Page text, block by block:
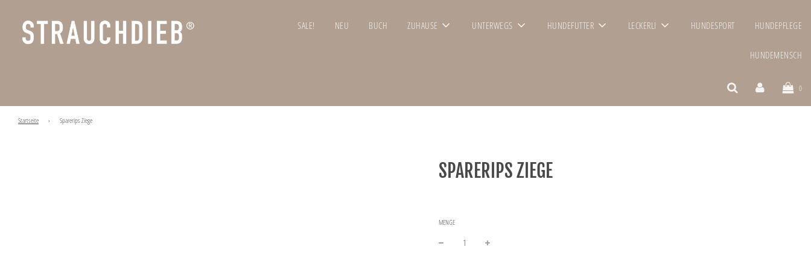
SALE! NEU BUCH ZUHAUSE UNTERWEGS HUNDEFUTTER LECKERLI HUNDESPORT HUNDEPFLEGE
HUNDEMENSCH
0
Startseite › Sparerips Ziege
SPARERIPS ZIEGE
MENGE